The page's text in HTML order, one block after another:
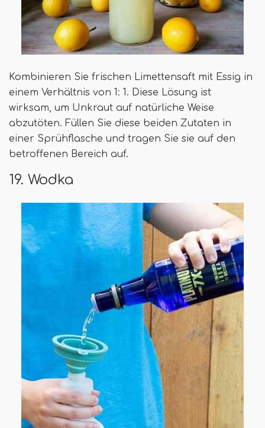
Kombinieren Sie frischen Limettensaft mit Essig in
einem Verhältnis von 1: 1. Diese Lösung ist
wirksam, um Unkraut auf natürliche Weise
abzutöten. Füllen Sie diese beiden Zutaten in
einer Sprühflasche und tragen Sie sie auf den
betroffenen Bereich auf.
19. Wodka